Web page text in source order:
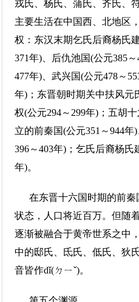
戎氏、杨氏、蒲氏、齐氏、
主要生活在中国西、北地区
权：东汉末期乞氏后裔杨氏
371年)、后仇池国(公元385
477年)、武兴国(公元478～
年)；东晋朝时期关中扶风元
权(公元294～299年)；五胡
立的前秦国(公元351～944
396～403年)；乞氏后裔杨氏
年)。
在东晋十六国时期的前
状态，人口将近百万。但随
逐渐被融合于黄帝世系之中
中的邸氏、氐氏、低氏、狄
音皆作dǐ(ㄉㄧˇ)。